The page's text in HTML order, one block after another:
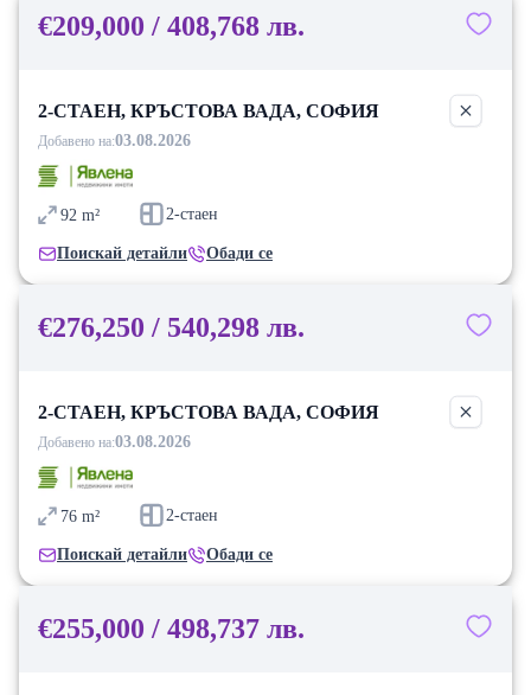
€209,000 / 408,768 лв.
2-СТАЕН, КРЪСТОВА ВАДА, СОФИЯ
Добавено на:03.08.2026
92 m² 2-стаен
Поискай детайли Обади се
€276,250 / 540,298 лв.
2-СТАЕН, КРЪСТОВА ВАДА, СОФИЯ
Добавено на:03.08.2026
76 m² 2-стаен
Поискай детайли Обади се
€255,000 / 498,737 лв.